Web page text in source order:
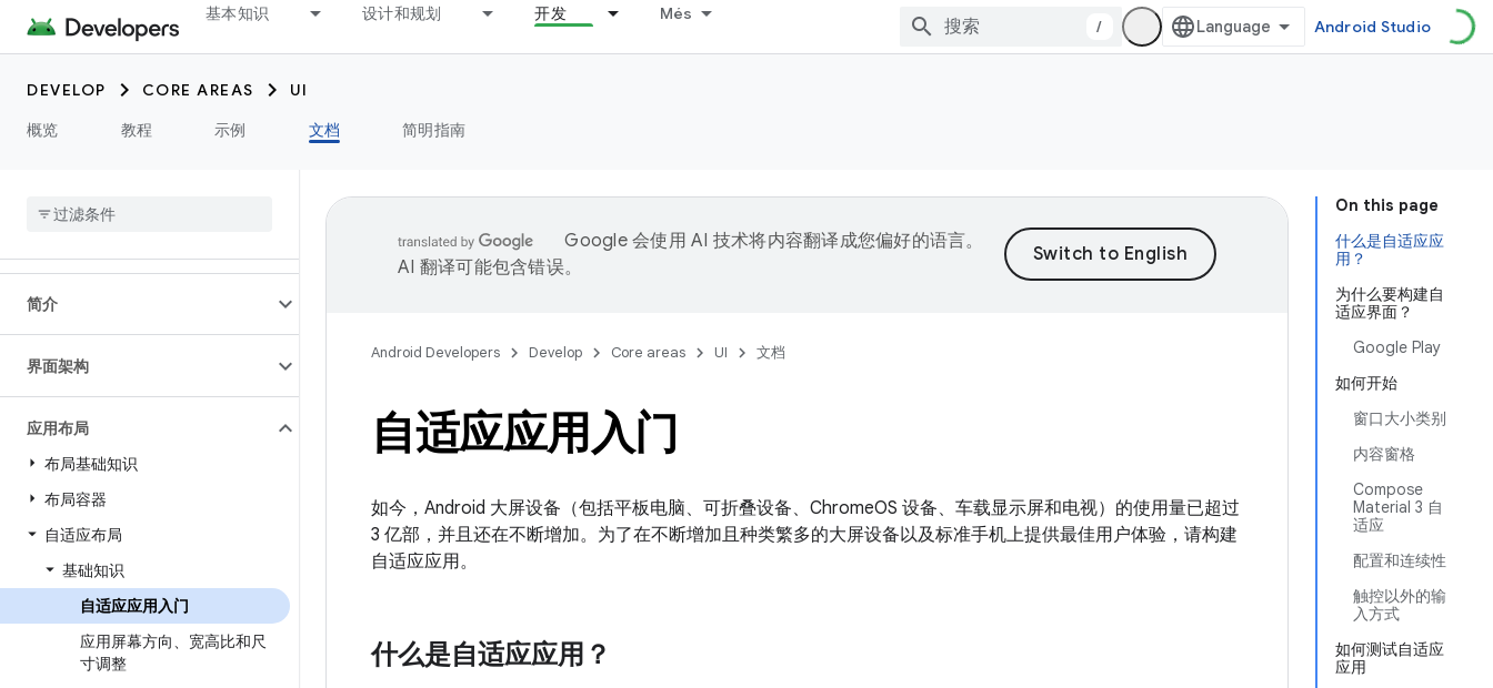
基本知识 设计和规划 开发 Més
/ Android Studio
DEVELOP CORE AREAS
UI
概览
教程 示例 文档 简明指南
简介
界面架构
应用布局
布局基础知识
布局容器
自适应布局
基础知识
自适应应用入门
应用屏幕方向、宽高比和尺
寸调整
On this page
什么是自适应应
用？
为什么要构建自
适应界面？
Google Play
如何开始
窗口大小类别
内容窗格
Compose
Material 3 自
适应
配置和连续性
触控以外的输
入方式
如何测试自适应
应用
Google 会使用 AI 技术将内容翻译成您偏好的语言。
AI 翻译可能包含错误。
Android Developers Develop Core areas UI 文档
自适应应用入门
如今，Android 大屏设备（包括平板电脑、可折叠设备、ChromeOS 设备、车载显示屏和电视）的使用量已超过
3 亿部，并且还在不断增加。为了在不断增加且种类繁多的大屏设备以及标准手机上提供最佳用户体验，请构建
自适应应用。
什么是自适应应用？